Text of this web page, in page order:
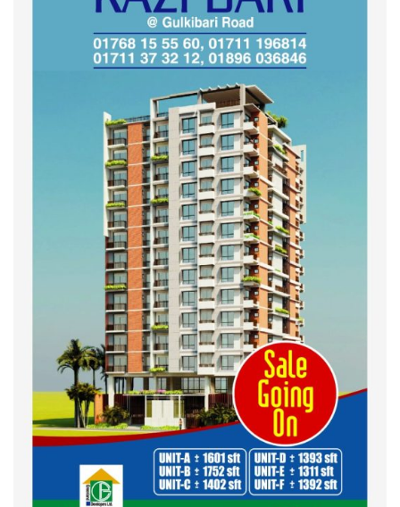
কুড়িগ্রাম কৃষি বিশ্ববিদ্যালয়ের স্থায়ী
ক্যাম্পাস নির্মাণে ইউজিসির সমন্বয়
সভা অনুষ্ঠিত
শহীদদের অসম্পূর্ণ মিশন সম্পন্ন করে
তবেই আমরা তৃপ্তিভোজন করব-
মুফতি আলী হাসান উসামা
দেশ গড়তে জুলাই জাগরণ’ কর্মসূচির
অংশ হিসেবে এনসিপির জুলাই
পথসভসায়- নাসীরুদ্দীন পাটওয়ারী
ইসলামী ব্যাংক বাংলাদেশ পিলএলসি
ময়মনসিংহ শাখার গ্রাহক সমাবেশ
২০২৪ এর গণঅভ্যুত্থানের শহিদের
কবর জিয়ারত ও দোয়া করলেন
ময়মনসিংহ মহানগর জামায়াত